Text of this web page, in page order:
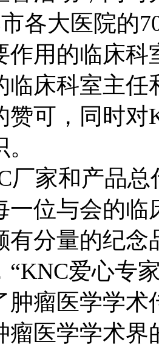
各大医院的
作用的临床
临床科室主
赞可，同时
厂家和产品
一位与会的
有分量的纪念
“KNC爱心专
肿瘤医学学
瘤医学学术